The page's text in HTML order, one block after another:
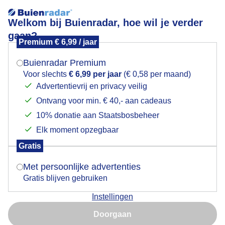
Welkom bij Buienradar, hoe wil je verder
gaan?
Premium € 6,99 / jaar
Buienradar Premium
Voor slechts € 6,99 per jaar (€ 0,58 per maand)
Advertentievrij en privacy veilig
Ontvang voor min. € 40,- aan cadeaus
10% donatie aan Staatsbosbeheer
Elk moment opzegbaar
Gratis
Met persoonlijke advertenties
Gratis blijven gebruiken
Instellingen
Doorgaan
Zonsopkomst op Schiermonnikoog
Door: Johanna Varner Gemaakt: 13-07-2025, 45x bekeken
Mogen we je locatie gebruiken voor het
Indien je hier nog geen akkoord op hebt gegeven,
verschijnt er zo een pop-up uit je browser waarin
Is goed, toon de popup
Nu niet, misschien later